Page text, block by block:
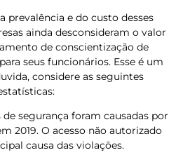
prevalência e do custo desses
ainda desconsideram o valor
de conscientização de
seus funcionários. Esse é um
considere as seguintes
de segurança foram causadas por
2019. O acesso não autorizado
causa das violações.